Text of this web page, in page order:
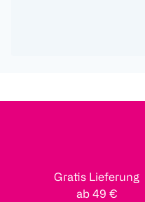
Gratis Lieferung
ab 49 €